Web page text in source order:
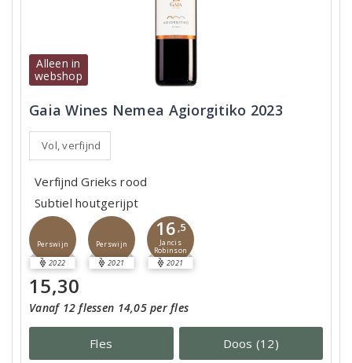
Alleen in
webshop
Gaia Wines Nemea Agiorgitiko 2023
Vol, verfijnd
Verfijnd Grieks rood
Subtiel houtgerijpt
Perswijn
2022
Perswijn
2021
16 ,5
Jancis
Robinson
2021
15,30
Vanaf 12 flessen 14,05 per fles
Fles Doos (12)